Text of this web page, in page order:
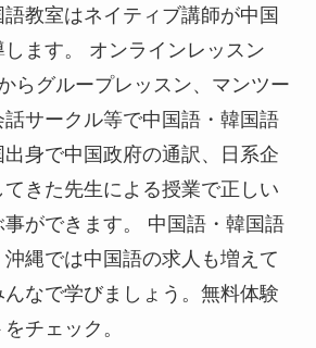
教室はネイティブ講師が中国
ます。 オンラインレッスン
らグループレッスン、マンツー
サークル等で中国語・韓国語
身で中国政府の通訳、日系企
きた先生による授業で正しい
ができます。 中国語・韓国語
縄では中国語の求人も増えて
なで学びましょう。無料体験
チェック。